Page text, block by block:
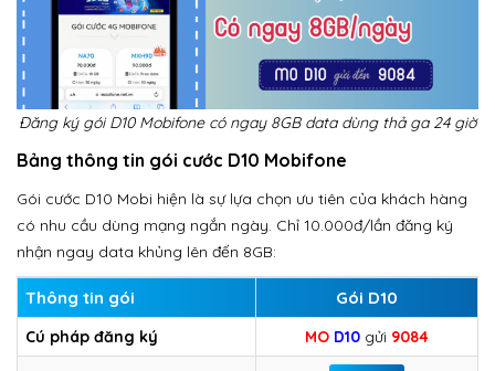
Đăng ký gói D10 Mobifone có ngay 8GB data dùng thả ga 24 giờ
Bảng thông tin gói cước D10 Mobifone
Gói cước D10 Mobi hiện là sự lựa chọn ưu tiên của khách hàng
có nhu cầu dùng mạng ngắn ngày. Chỉ 10.000đ/lần đăng ký
nhận ngay data khủng lên đến 8GB:
Thông tin gói Gói D10
Cú pháp đăng ký MO D10 gửi 9084